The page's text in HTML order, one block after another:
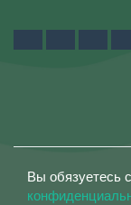
Вы обязуетесь